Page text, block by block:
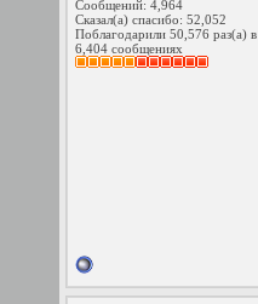
Сообщений: 4,964
Сказал(а) спасибо: 52,052
Поблагодарили 50,576 раз(а) в
6,404 сообщениях